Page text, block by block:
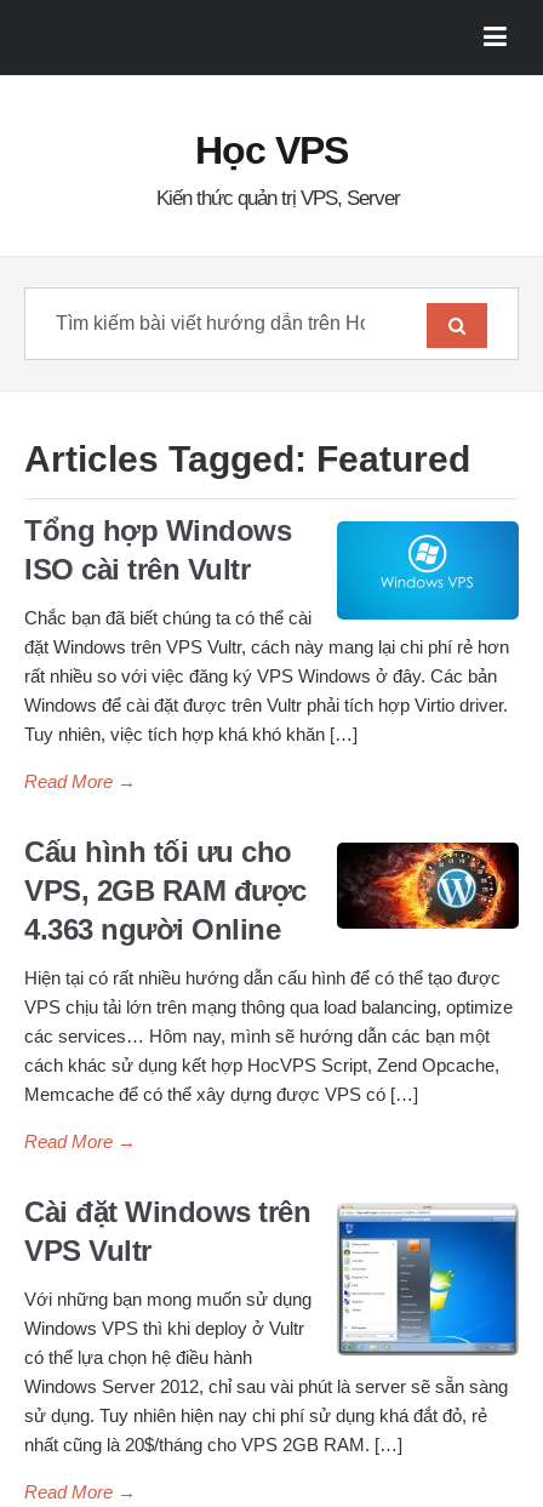
Học VPS
Kiến thức quản trị VPS, Server
Articles Tagged: Featured
Tổng hợp Windows
ISO cài trên Vultr
Chắc bạn đã biết chúng ta có thể cài
đặt Windows trên VPS Vultr, cách này mang lại chi phí rẻ hơn
rất nhiều so với việc đăng ký VPS Windows ở đây. Các bản
Windows để cài đặt được trên Vultr phải tích hợp Virtio driver.
Tuy nhiên, việc tích hợp khá khó khăn […]
Read More →
Cấu hình tối ưu cho
VPS, 2GB RAM được
4.363 người Online
Hiện tại có rất nhiều hướng dẫn cấu hình để có thể tạo được
VPS chịu tải lớn trên mạng thông qua load balancing, optimize
các services… Hôm nay, mình sẽ hướng dẫn các bạn một
cách khác sử dụng kết hợp HocVPS Script, Zend Opcache,
Memcache để có thể xây dựng được VPS có […]
Read More →
Cài đặt Windows trên
VPS Vultr
Với những bạn mong muốn sử dụng
Windows VPS thì khi deploy ở Vultr
có thể lựa chọn hệ điều hành
Windows Server 2012, chỉ sau vài phút là server sẽ sẵn sàng
sử dụng. Tuy nhiên hiện nay chi phí sử dụng khá đắt đỏ, rẻ
nhất cũng là 20$/tháng cho VPS 2GB RAM. […]
Read More →